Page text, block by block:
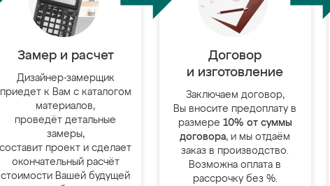
Замер и расчет
Дизайнер-замерщик
приедет к Вам с каталогом
материалов,
проведёт детальные
замеры,
составит проект и сделает
окончательный расчёт
стоимости Вашей будущей
Договор
и изготовление
Заключаем договор,
Вы вносите предоплату в
размере 10% от суммы
договора, и мы отдаём
заказ в производство.
Возможна оплата в
рассрочку без %.